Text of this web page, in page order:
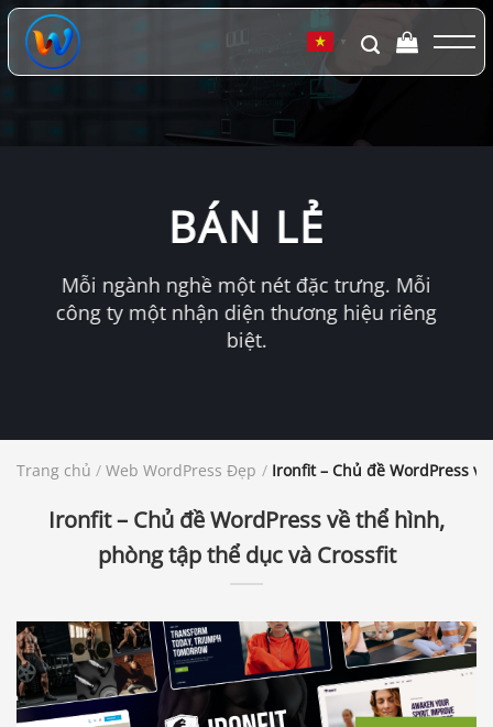
Chuyển
đến
dung
▼
BÁN LẺ
Mỗi ngành nghề một nét đặc trưng. Mỗi
công ty một nhận diện thương hiệu riêng
biệt.
Trang chủ / Web WordPress Đẹp / Ironfit – Chủ đề WordPress
Ironfit – Chủ đề WordPress về thể hình,
phòng tập thể dục và Crossfit